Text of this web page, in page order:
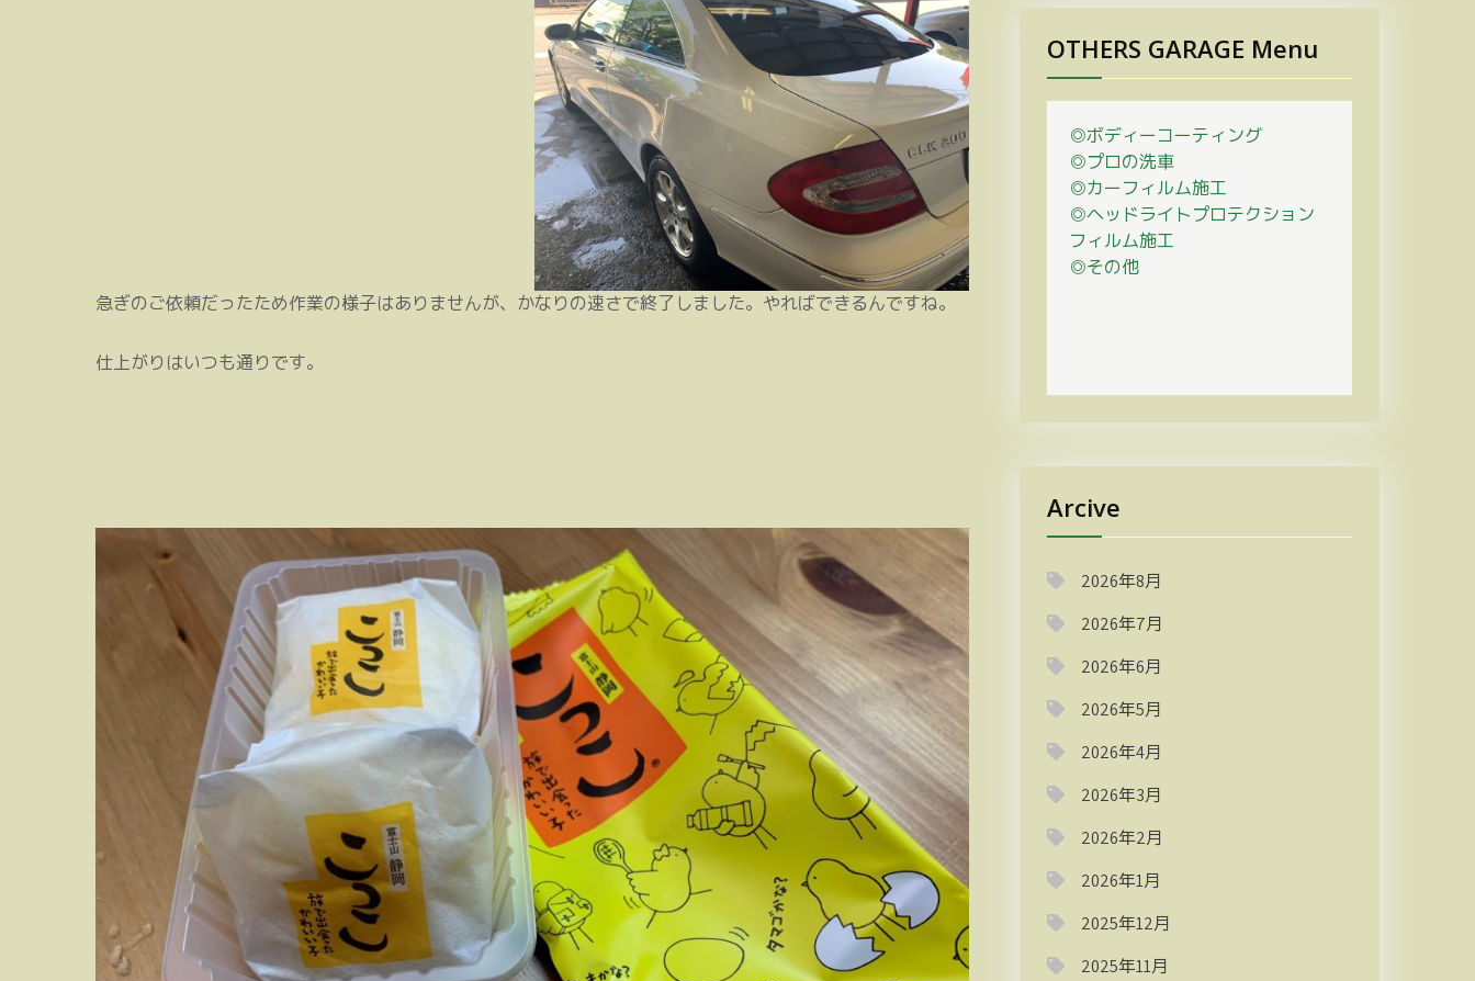
急ぎのご依頼だったため作業の様子はありませんが、かなりの速さで終了しました。やればできるんですね。
仕上がりはいつも通りです。
OTHERS GARAGE Menu
◎ボディーコーティング
◎プロの洗車
◎カーフィルム施工
◎ヘッドライトプロテクション
フィルム施工
◎その他
Arcive
2026年8月
2026年7月
2026年6月
2026年5月
2026年4月
2026年3月
2026年2月
2026年1月
2025年12月
2025年11月